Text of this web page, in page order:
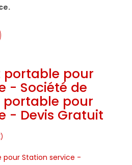
.
portable pour
- Société de
pour
- Devis Gratuit